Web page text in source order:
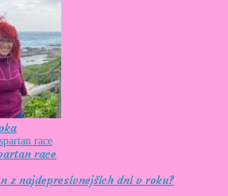
race
z najdepresívnejších dní v roku?